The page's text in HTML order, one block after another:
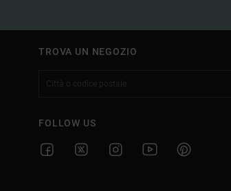
TROVA UN NEGOZIO
FOLLOW US